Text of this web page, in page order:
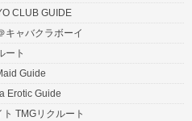
CLUB GUIDE
キャバクラボーイ
ート
Guide
Erotic Guide
TMGリクルート